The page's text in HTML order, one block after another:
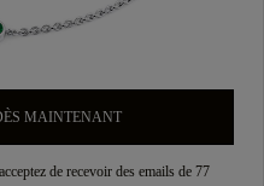
MAINTENANT
de recevoir des emails de 77